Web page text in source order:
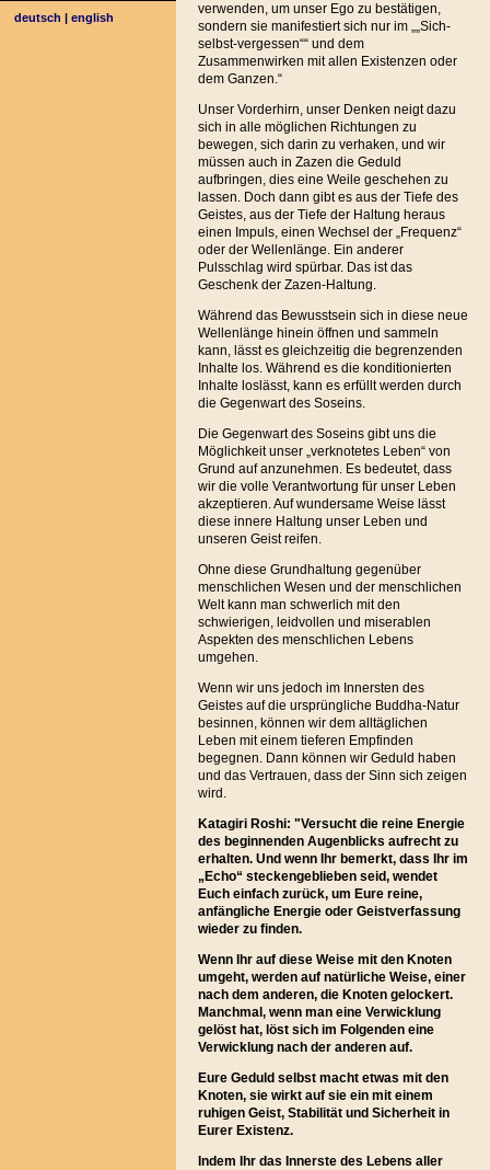
deutsch |english
verwenden, um unser Ego zu bestätigen,
sondern sie manifestiert sich nur im „„Sich-
selbst-vergessen““ und dem
Zusammenwirken mit allen Existenzen oder
dem Ganzen.“
Unser Vorderhirn, unser Denken neigt dazu
sich in alle möglichen Richtungen zu
bewegen, sich darin zu verhaken, und wir
müssen auch in Zazen die Geduld
aufbringen, dies eine Weile geschehen zu
lassen. Doch dann gibt es aus der Tiefe des
Geistes, aus der Tiefe der Haltung heraus
einen Impuls, einen Wechsel der „Frequenz“
oder der Wellenlänge. Ein anderer
Pulsschlag wird spürbar. Das ist das
Geschenk der Zazen-Haltung.
Während das Bewusstsein sich in diese neue
Wellenlänge hinein öffnen und sammeln
kann, lässt es gleichzeitig die begrenzenden
Inhalte los. Während es die konditionierten
Inhalte loslässt, kann es erfüllt werden durch
die Gegenwart des Soseins.
Die Gegenwart des Soseins gibt uns die
Möglichkeit unser „verknotetes Leben“ von
Grund auf anzunehmen. Es bedeutet, dass
wir die volle Verantwortung für unser Leben
akzeptieren. Auf wundersame Weise lässt
diese innere Haltung unser Leben und
unseren Geist reifen.
Ohne diese Grundhaltung gegenüber
menschlichen Wesen und der menschlichen
Welt kann man schwerlich mit den
schwierigen, leidvollen und miserablen
Aspekten des menschlichen Lebens
umgehen.
Wenn wir uns jedoch im Innersten des
Geistes auf die ursprüngliche Buddha-Natur
besinnen, können wir dem alltäglichen
Leben mit einem tieferen Empfinden
begegnen. Dann können wir Geduld haben
und das Vertrauen, dass der Sinn sich zeigen
wird.
Katagiri Roshi: "Versucht die reine Energie
des beginnenden Augenblicks aufrecht zu
erhalten. Und wenn Ihr bemerkt, dass Ihr im
„Echo“ steckengeblieben seid, wendet
Euch einfach zurück, um Eure reine,
anfängliche Energie oder Geistverfassung
wieder zu finden.
Wenn Ihr auf diese Weise mit den Knoten
umgeht, werden auf natürliche Weise, einer
nach dem anderen, die Knoten gelockert.
Manchmal, wenn man eine Verwicklung
gelöst hat, löst sich im Folgenden eine
Verwicklung nach der anderen auf.
Eure Geduld selbst macht etwas mit den
Knoten, sie wirkt auf sie ein mit einem
ruhigen Geist, Stabilität und Sicherheit in
Eurer Existenz.
Indem Ihr das Innerste des Lebens aller